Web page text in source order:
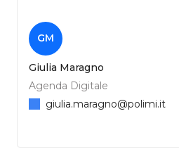
GM
Giulia Maragno
Agenda Digitale
giulia.maragno@polimi.it